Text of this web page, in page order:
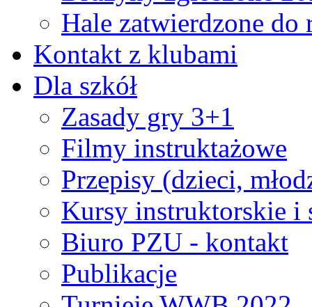
Hale zatwierdzone
Kontakt z klubami
Dla szkół
Zasady gry 3+1
Filmy instruktażowe
Przepisy (dzieci,
Kursy instruktorskie i
Biuro PZU - kontakt
Publikacje